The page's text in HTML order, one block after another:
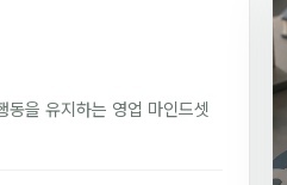
동을 유지하는 영업 마인드셋